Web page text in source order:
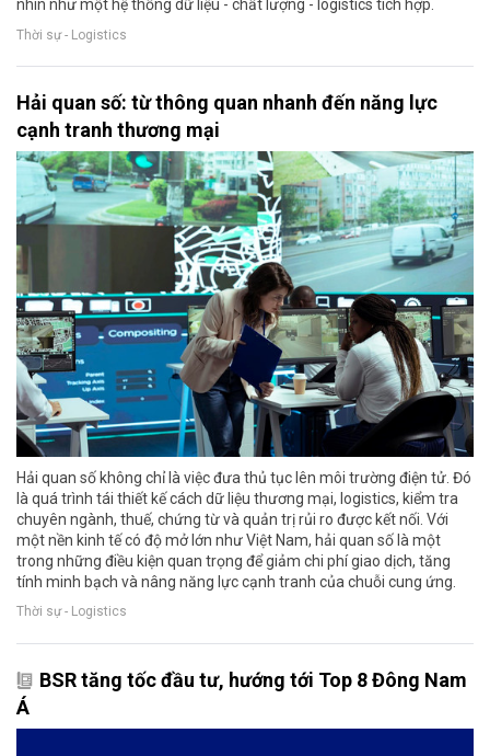
nhìn như một hệ thống dữ liệu - chất lượng - logistics tích hợp.
Thời sự - Logistics
Hải quan số: từ thông quan nhanh đến năng lực
cạnh tranh thương mại
Hải quan số không chỉ là việc đưa thủ tục lên môi trường điện tử. Đó
là quá trình tái thiết kế cách dữ liệu thương mại, logistics, kiểm tra
chuyên ngành, thuế, chứng từ và quản trị rủi ro được kết nối. Với
một nền kinh tế có độ mở lớn như Việt Nam, hải quan số là một
trong những điều kiện quan trọng để giảm chi phí giao dịch, tăng
tính minh bạch và nâng năng lực cạnh tranh của chuỗi cung ứng.
Thời sự - Logistics
BSR tăng tốc đầu tư, hướng tới Top 8 Đông Nam
Á